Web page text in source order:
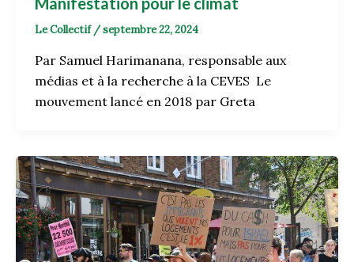
Le Collectif /septembre 22, 2024
Par Samuel Harimanana, responsable aux
médias et à la recherche à la CEVES Le
mouvement lancé en 2018 par Greta